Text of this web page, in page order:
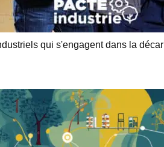
qui s'engagent dans la